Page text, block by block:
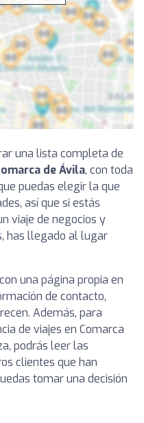
una lista completa de
de Ávila, con toda
puedas elegir la que
así que si estás
viaje de negocios y
has llegado al lugar
una página propia en
de contacto,
Además, para
de viajes en Comarca
podrás leer las
clientes que han
tomar una decisión